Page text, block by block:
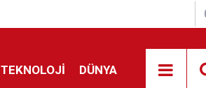
TEKNOLOJİ DÜNYA